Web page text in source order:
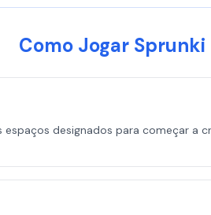
Como Jogar Sprunki
designados para começar a